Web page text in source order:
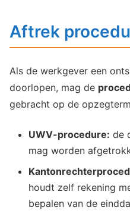
Aftrek
Als de werkgever een
doorlopen, mag de
gebracht op de
UWV-procedure: de
mag worden
houdt zelf rekening
bepalen van de